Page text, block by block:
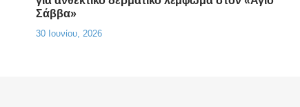
Σάββα»
30 Ιουνίου, 2026